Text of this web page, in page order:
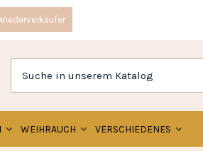
WEIHRAUCH VERSCHIEDENES